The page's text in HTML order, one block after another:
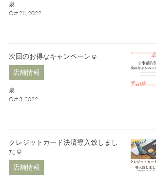
泉
Oct 28, 2022
次回のお得なキャンペーン☺
店舗情報
泉
Oct 3, 2022
クレジットカード決済導入致しまし
た☺
店舗情報